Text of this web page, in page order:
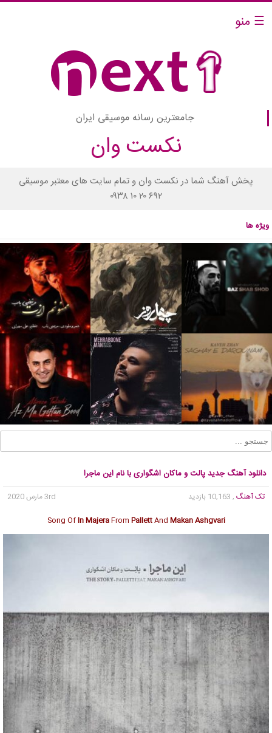
☰ منو
جامعترین رسانه موسیقی ایران
نکست وان
پخش آهنگ شما در نکست وان و تمام سایت های معتبر موسیقی
۰۹۳۸ ۱۰ ۲۰ ۶۹۲
ویژه ها
دانلود آهنگ جدید پالت و ماکان اشگواری با نام این ماجرا
تک آهنگ , 10,163 بازدید
3rd مارس 2020
Song OfIn MajeraFrom PallettAnd Makan Ashgvari